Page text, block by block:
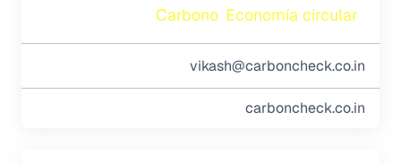
Carbono Economía circular
vikash@carboncheck.co.in
carboncheck.co.in